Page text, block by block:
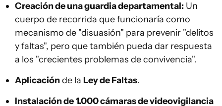
Creación de una guardia departamental: Un
cuerpo de recorrida que funcionaría como
mecanismo de "disuasión" para prevenir "delitos
y faltas", pero que también pueda dar respuesta
a los "crecientes problemas de convivencia".
Aplicaciónde la Ley de Faltas.
Instalación de1.000 cámaras de videovigilancia